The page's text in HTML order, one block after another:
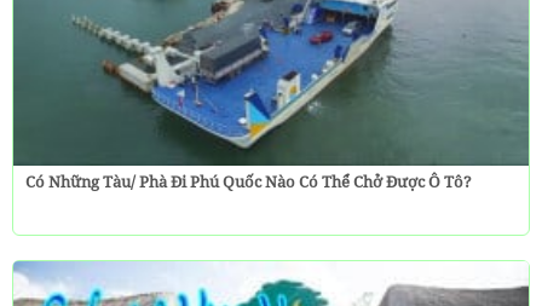
Có Những Tàu/ Phà Đi Phú Quốc Nào Có Thể Chở Được Ô Tô?